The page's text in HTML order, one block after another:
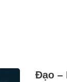
Đạo –